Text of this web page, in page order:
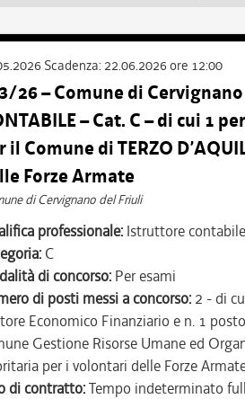
Scadenza: 22.06.2026 ore 12:00
26 – Comune di
– Cat. C – di cui 1
il Comune di TERZO
Forze Armate
di Cervignano del Friuli
professionale: Istruttore contabile
C
di concorso: Per esami
di posti messi a concorso: 2 - di
Economico Finanziario e n. 1
Gestione Risorse Umane ed
per i volontari delle Forze
di contratto:Tempo indeterminato